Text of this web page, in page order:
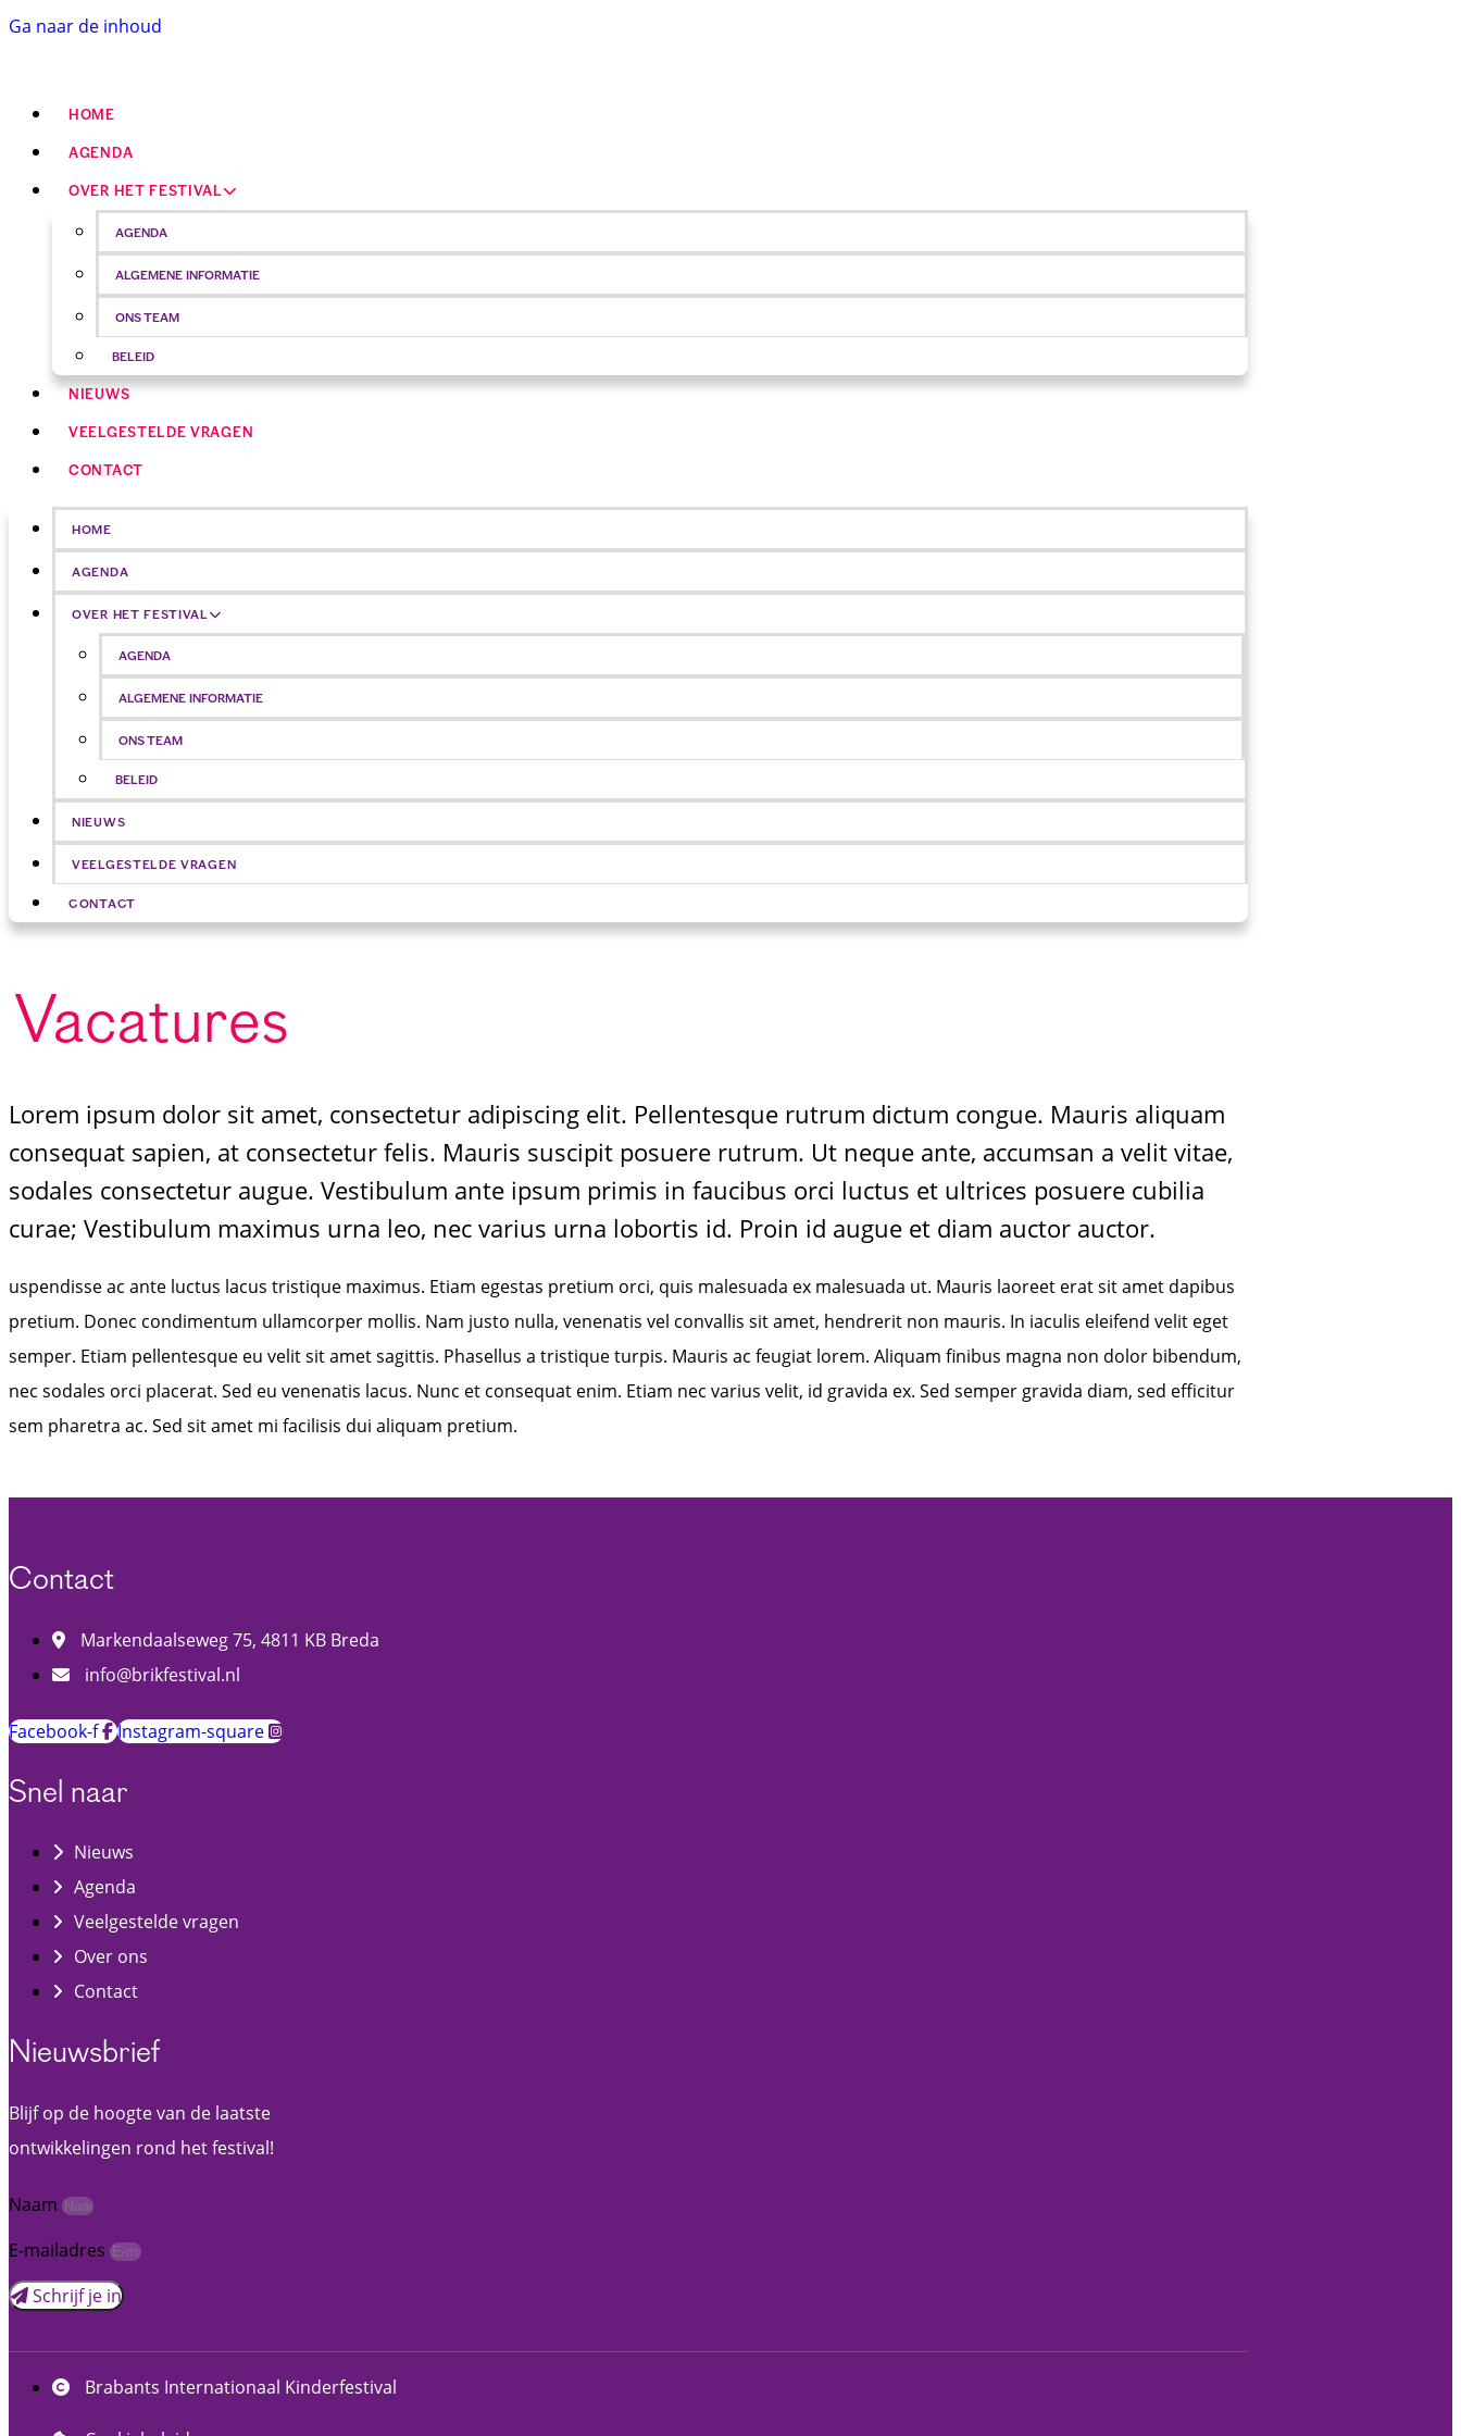
Ga naar de inhoud
HOME
AGENDA
OVER HET FESTIVAL
AGENDA
ALGEMENE INFORMATIE
ONS TEAM
BELEID
NIEUWS
VEELGESTELDE VRAGEN
CONTACT
HOME
AGENDA
OVER HET FESTIVAL
AGENDA
ALGEMENE INFORMATIE
ONS TEAM
BELEID
NIEUWS
VEELGESTELDE VRAGEN
CONTACT
Vacatures
Lorem ipsum dolor sit amet, consectetur adipiscing elit. Pellentesque rutrum dictum congue. Mauris aliquam
consequat sapien, at consectetur felis. Mauris suscipit posuere rutrum. Ut neque ante, accumsan a velit vitae,
sodales consectetur augue. Vestibulum ante ipsum primis in faucibus orci luctus et ultrices posuere cubilia
curae; Vestibulum maximus urna leo, nec varius urna lobortis id. Proin id augue et diam auctor auctor.
uspendisse ac ante luctus lacus tristique maximus. Etiam egestas pretium orci, quis malesuada ex malesuada ut. Mauris laoreet erat sit amet dapibus
pretium. Donec condimentum ullamcorper mollis. Nam justo nulla, venenatis vel convallis sit amet, hendrerit non mauris. In iaculis eleifend velit eget
semper. Etiam pellentesque eu velit sit amet sagittis. Phasellus a tristique turpis. Mauris ac feugiat lorem. Aliquam finibus magna non dolor bibendum,
nec sodales orci placerat. Sed eu venenatis lacus. Nunc et consequat enim. Etiam nec varius velit, id gravida ex. Sed semper gravida diam, sed efficitur
sem pharetra ac. Sed sit amet mi facilisis dui aliquam pretium.
Contact
Markendaalseweg 75, 4811 KB Breda
info@brikfestival.nl
Facebook-f Instagram-square
Snel naar
Nieuws
Agenda
Veelgestelde vragen
Over ons
Contact
Nieuwsbrief
Blijf op de hoogte van de laatste
ontwikkelingen rond het festival!
Naam
E-mailadres
Schrijf je in
Brabants Internationaal Kinderfestival